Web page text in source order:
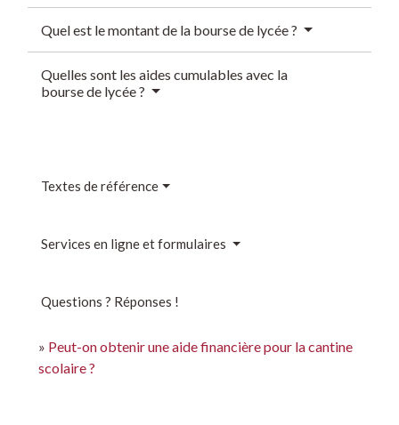
Quel est le montant de la bourse de lycée ?
Quelles sont les aides cumulables avec la
bourse de lycée ?
Textes de référence
Services en ligne et formulaires
Questions ? Réponses !
Peut-on obtenir une aide financière pour la cantine
scolaire ?